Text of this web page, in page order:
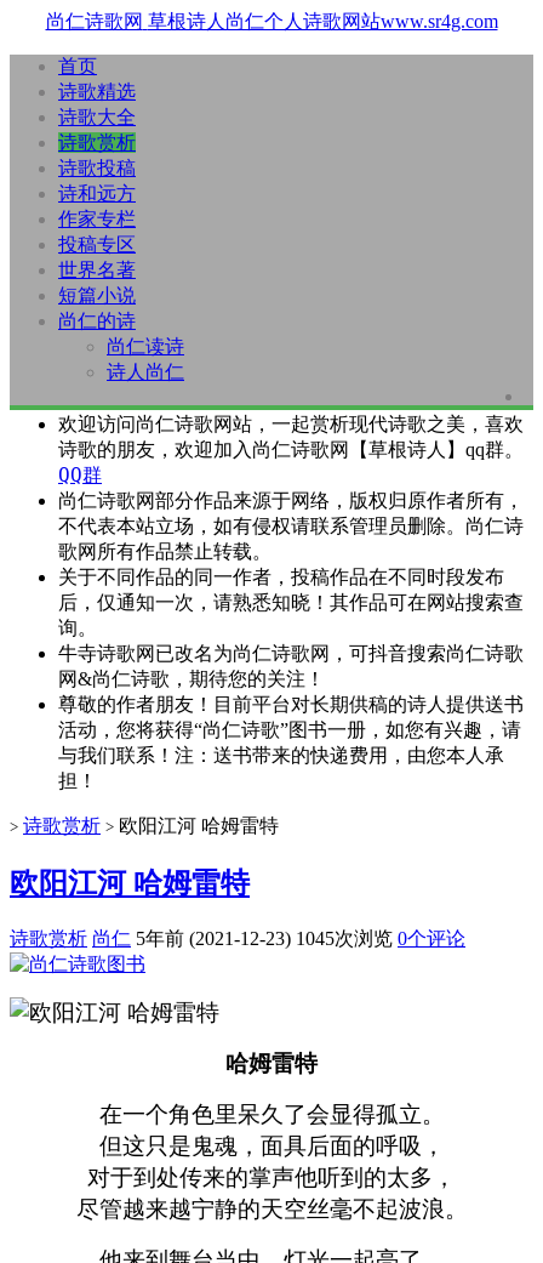
尚仁诗歌网 草根诗人尚仁个人诗歌网站www.sr4g.com
首页
诗歌精选
诗歌大全
诗歌赏析
诗歌投稿
诗和远方
作家专栏
投稿专区
世界名著
短篇小说
尚仁的诗
尚仁读诗
诗人尚仁
欢迎访问尚仁诗歌网站，一起赏析现代诗歌之美，喜欢
诗歌的朋友，欢迎加入尚仁诗歌网【草根诗人】qq群。
QQ群
尚仁诗歌网部分作品来源于网络，版权归原作者所有，
不代表本站立场，如有侵权请联系管理员删除。尚仁诗
歌网所有作品禁止转载。
关于不同作品的同一作者，投稿作品在不同时段发布
后，仅通知一次，请熟悉知晓！其作品可在网站搜索查
询。
牛寺诗歌网已改名为尚仁诗歌网，可抖音搜索尚仁诗歌
网&尚仁诗歌，期待您的关注！
尊敬的作者朋友！目前平台对长期供稿的诗人提供送书
活动，您将获得“尚仁诗歌”图书一册，如您有兴趣，请
与我们联系！注：送书带来的快递费用，由您本人承
担！
> 诗歌赏析 > 欧阳江河 哈姆雷特
欧阳江河 哈姆雷特
诗歌赏析 尚仁 5年前 (2021-12-23) 1045次浏览 0个评论
哈姆雷特
在一个角色里呆久了会显得孤立。
但这只是鬼魂，面具后面的呼吸，
对于到处传来的掌声他听到的太多，
尽管越来越宁静的天空丝毫不起波浪。